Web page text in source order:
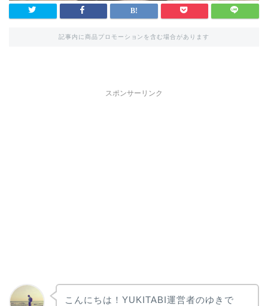
記事内に商品プロモーションを含む場合があります
スポンサーリンク
こんにちは！YUKITABI運営者のゆきで